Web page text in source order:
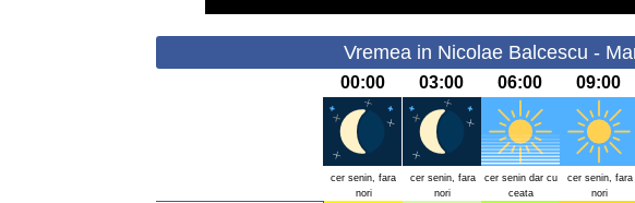
Vremea in Nicolae Balcescu -
00:00 03:00 06:00 09:00
cer senin, fara
nori
cer senin, fara
nori
cer senin dar cu
ceata
cer senin, fara
nori